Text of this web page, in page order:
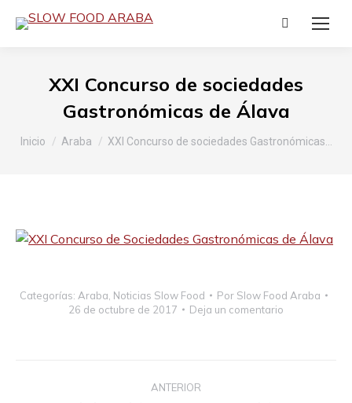
Buscar:
XXI Concurso de sociedades
Gastronómicas de Álava
Estás aquí:
Inicio Araba XXI Concurso de sociedades Gastronómicas…
Categorías: Araba Noticias Slow Food Por Slow Food Araba
26 de octubre de 2017
Deja un comentario
ANTERIOR